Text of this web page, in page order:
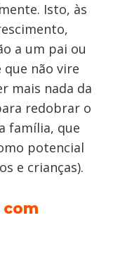
Isto, às
a um pai ou
que não vire
mais nada da
redobrar o
família, que
potencial
e crianças).
com